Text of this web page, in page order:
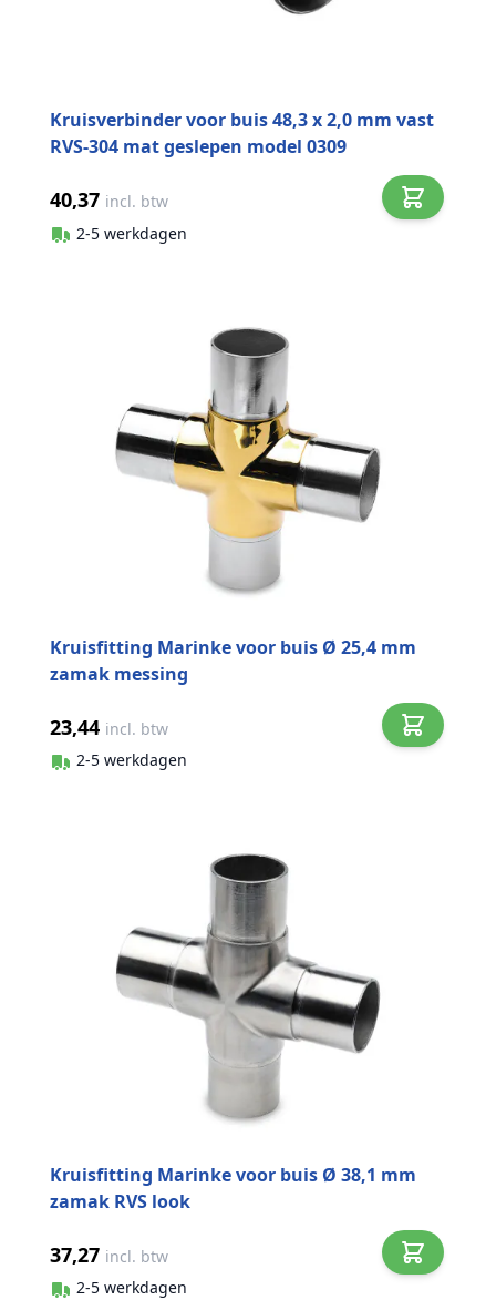
Kruisverbinder voor buis 48,3 x 2,0 mm vast
RVS-304 mat geslepen model 0309
40,37 incl. btw
2-5 werkdagen
Kruisfitting Marinke voor buis Ø 25,4 mm
zamak messing
23,44 incl. btw
2-5 werkdagen
Kruisfitting Marinke voor buis Ø 38,1 mm
zamak RVS look
37,27 incl. btw
2-5 werkdagen